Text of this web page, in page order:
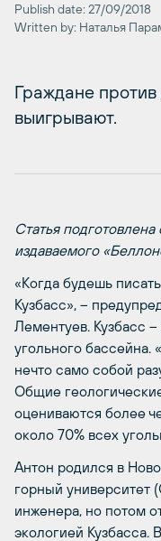
Publish date: 27/09/2018
Written by: Наталья
Граждане против
выигрывают.
Статья
издаваемого
«Когда будешь
Кузбасс», –
Лементуев. Кузбасс
угольного бассейна.
нечто само собой
Общие
оцениваются более
около 70% всех
Антон родился в
горный университет
инженера, но потом
экологией Кузбасса.